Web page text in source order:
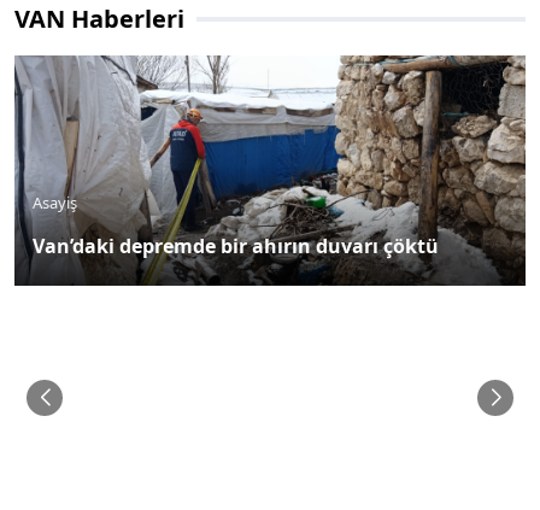
VAN Haberleri
Asayiş
Van’daki depremde bir ahırın duvarı çöktü